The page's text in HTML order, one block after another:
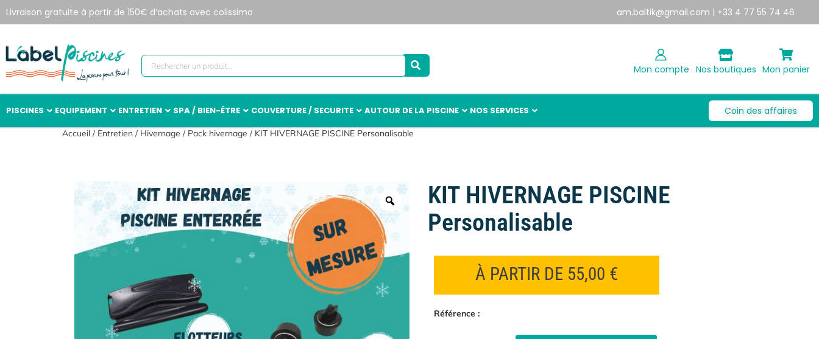
Livraison gratuite à partir de 150€ d’achats avec colissimo am.baltik@gmail.com | +33 4 77 55 74 46
Mon compte Nos boutiques Mon panier
PISCINES EQUIPEMENT ENTRETIEN SPA / BIEN-ÊTRE COUVERTURE / SECURITE AUTOUR DE LA PISCINE NOS SERVICES Coin des affaires
Accueil / Entretien / Hivernage / Pack hivernage / KIT HIVERNAGE PISCINE Personalisable
KIT HIVERNAGE PISCINE
Personalisable
À PARTIR DE 55,00 €
Référence :